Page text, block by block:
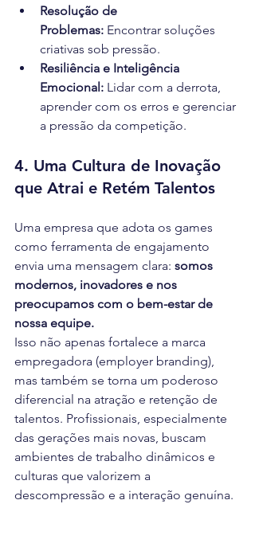
Resolução de
Problemas: Encontrar soluções
criativas sob pressão.
Resiliência e Inteligência
Emocional: Lidar com a derrota,
aprender com os erros e gerenciar
a pressão da competição.
4. Uma Cultura de Inovação
que Atrai e Retém Talentos
Uma empresa que adota os games
como ferramenta de engajamento
envia uma mensagem clara: somos
modernos, inovadores e nos
preocupamos com o bem-estar de
nossa equipe.
Isso não apenas fortalece a marca
empregadora (employer branding),
mas também se torna um poderoso
diferencial na atração e retenção de
talentos. Profissionais, especialmente
das gerações mais novas, buscam
ambientes de trabalho dinâmicos e
culturas que valorizem a
descompressão e a interação genuína.